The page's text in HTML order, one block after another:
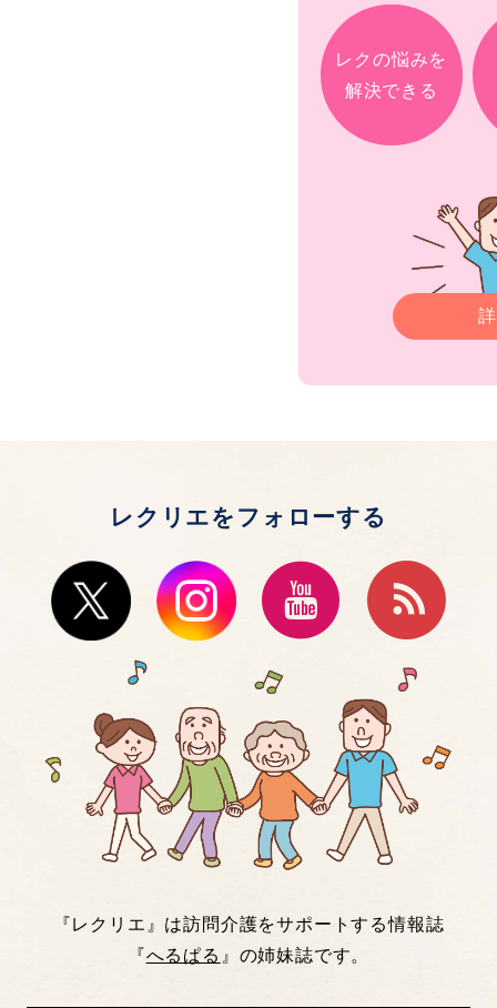
レクの悩みを
解決できる
レクリエをフォローする
『レクリエ』は訪問介護をサポートする情報誌
『へるぱる 』の姉妹誌です。